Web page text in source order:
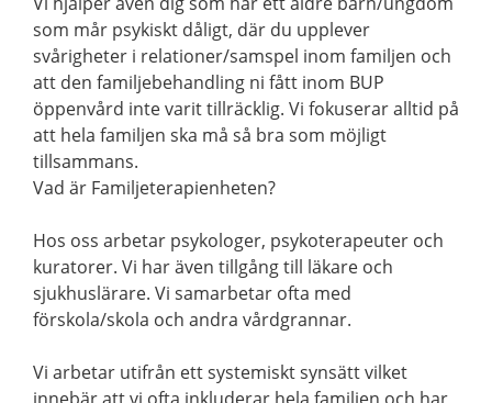
som mår psykiskt dåligt, där du upplever
svårigheter i relationer/samspel inom familjen och
att den familjebehandling ni fått inom BUP
öppenvård inte varit tillräcklig. Vi fokuserar alltid på
att hela familjen ska må så bra som möjligt
tillsammans.
Vad är Familjeterapienheten?
Hos oss arbetar psykologer, psykoterapeuter och
kuratorer. Vi har även tillgång till läkare och
sjukhuslärare. Vi samarbetar ofta med
förskola/skola och andra vårdgrannar.
Vi arbetar utifrån ett systemiskt synsätt vilket